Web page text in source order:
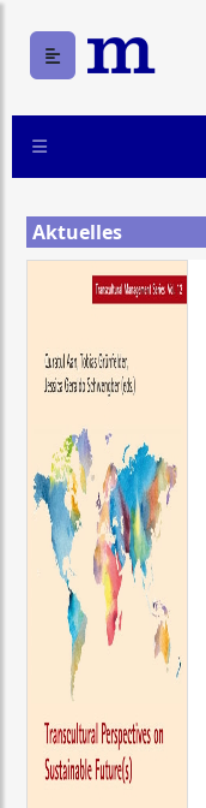
Aktuelles